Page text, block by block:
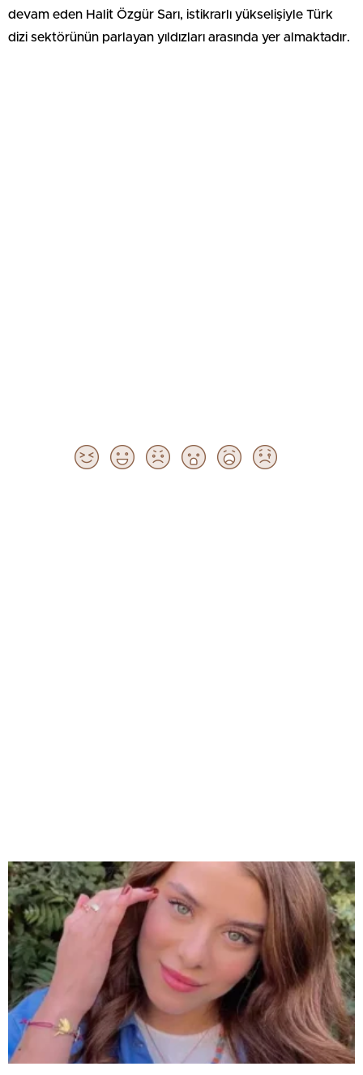
devam eden Halit Özgür Sarı, istikrarlı yükselişiyle Türk
dizi sektörünün parlayan yıldızları arasında yer almaktadır.